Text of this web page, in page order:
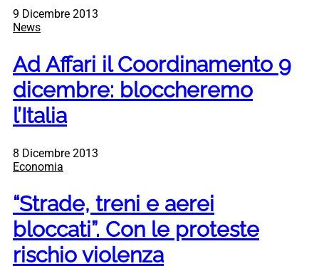
9 Dicembre 2013
News
Ad Affari il Coordinamento 9
dicembre: bloccheremo
l’Italia
8 Dicembre 2013
Economia
“Strade, treni e aerei
bloccati”. Con le proteste
rischio violenza